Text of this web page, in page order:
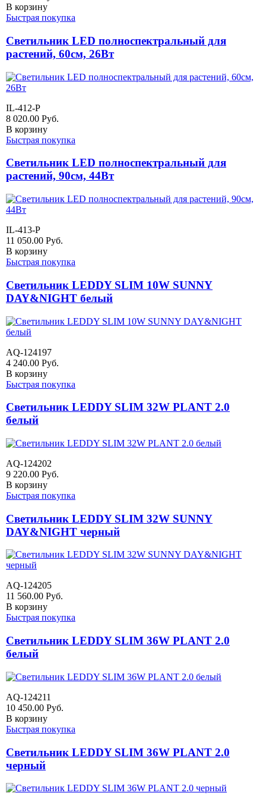
В корзину
Быстрая покупка
Светильник LED полноспектральный для
растений, 60см, 26Вт
IL-412-P
8 020.00 Руб.
В корзину
Быстрая покупка
Светильник LED полноспектральный для
растений, 90см, 44Вт
IL-413-P
11 050.00 Руб.
В корзину
Быстрая покупка
Светильник LEDDY SLIM 10W SUNNY
DAY&NIGHT белый
AQ-124197
4 240.00 Руб.
В корзину
Быстрая покупка
Светильник LEDDY SLIM 32W PLANT 2.0
белый
AQ-124202
9 220.00 Руб.
В корзину
Быстрая покупка
Светильник LEDDY SLIM 32W SUNNY
DAY&NIGHT черный
AQ-124205
11 560.00 Руб.
В корзину
Быстрая покупка
Светильник LEDDY SLIM 36W PLANT 2.0
белый
AQ-124211
10 450.00 Руб.
В корзину
Быстрая покупка
Светильник LEDDY SLIM 36W PLANT 2.0
черный